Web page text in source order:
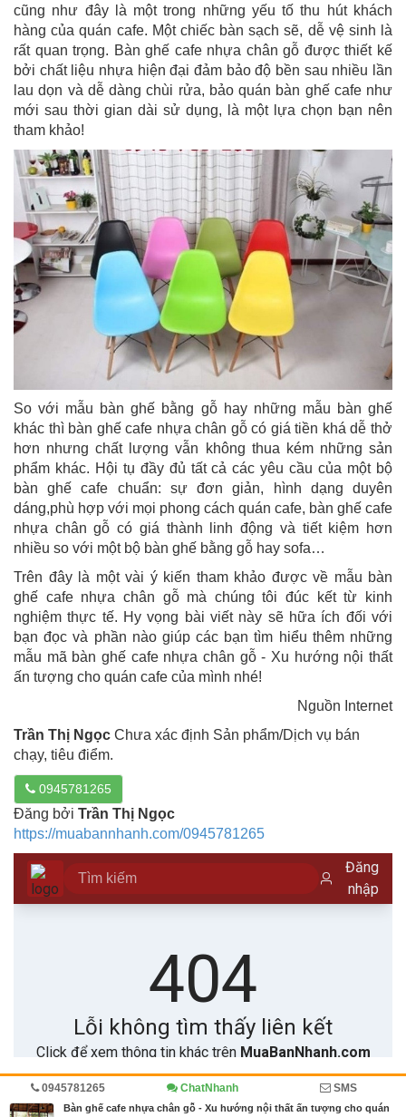
cũng như đây là một trong những yếu tố thu hút khách
hàng của quán cafe. Một chiếc bàn sạch sẽ, dễ vệ sinh là
rất quan trọng. Bàn ghế cafe nhựa chân gỗ được thiết kế
bởi chất liệu nhựa hiện đại đảm bảo độ bền sau nhiều lần
lau dọn và dễ dàng chùi rửa, bảo quán bàn ghế cafe như
mới sau thời gian dài sử dụng, là một lựa chọn bạn nên
tham khảo!
So với mẫu bàn ghế bằng gỗ hay những mẫu bàn ghế
khác thì bàn ghế cafe nhựa chân gỗ có giá tiền khá dễ thở
hơn nhưng chất lượng vẫn không thua kém những sản
phẩm khác. Hội tụ đầy đủ tất cả các yêu cầu của một bộ
bàn ghế cafe chuẩn: sự đơn giản, hình dạng duyên
dáng,phù hợp với mọi phong cách quán cafe, bàn ghế cafe
nhựa chân gỗ có giá thành linh động và tiết kiệm hơn
nhiều so với một bộ bàn ghế bằng gỗ hay sofa…
Trên đây là một vài ý kiến tham khảo được về mẫu bàn
ghế cafe nhựa chân gỗ mà chúng tôi đúc kết từ kinh
nghiệm thực tế. Hy vọng bài viết này sẽ hữa ích đối với
bạn đọc và phần nào giúp các bạn tìm hiểu thêm những
mẫu mã bàn ghế cafe nhựa chân gỗ - Xu hướng nội thất
ấn tượng cho quán cafe của mình nhé!
Nguồn Internet
Trần Thị Ngọc Chưa xác định Sản phẩm/Dịch vụ bán
chạy, tiêu điểm.
0945781265
Đăng bởi Trần Thị Ngọc
https://muabannhanh.com/0945781265
Trang chủ Diễn đàn Cẩm nang mua bán Cẩm nang
0945781265 ChatNhanh SMS
Bàn ghế cafe nhựa chân gỗ - Xu hướng nội thất ấn tượng cho quán